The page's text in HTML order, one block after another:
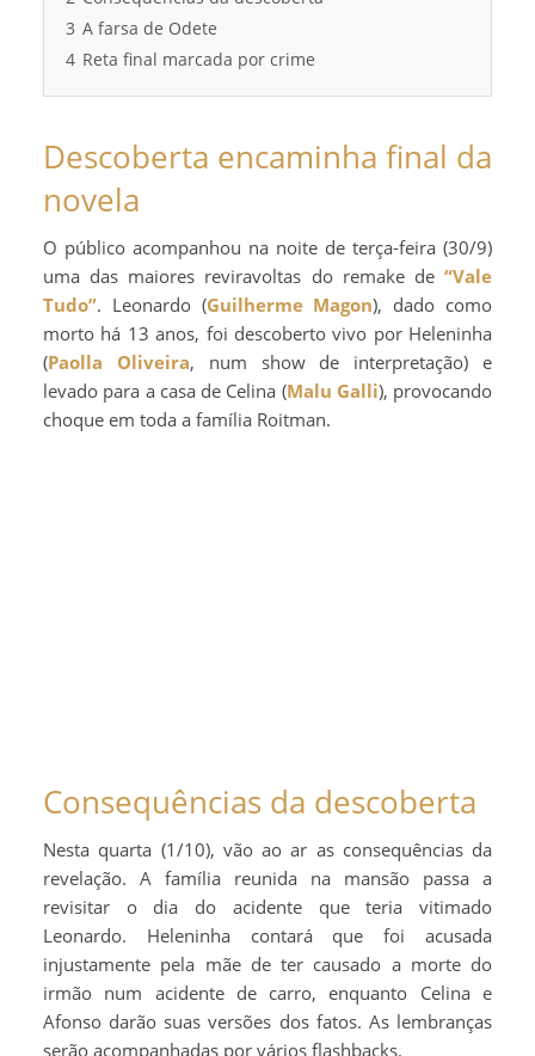
3 A farsa de Odete
4 Reta final marcada por crime
Descoberta encaminha final da
novela
O público acompanhou na noite de terça-feira (30/9)
uma das maiores reviravoltas do remake de “Vale
Tudo”. Leonardo (Guilherme Magon), dado como
morto há 13 anos, foi descoberto vivo por Heleninha
(Paolla Oliveira, num show de interpretação) e
levado para a casa de Celina (Malu Galli), provocando
choque em toda a família Roitman.
Consequências da descoberta
Nesta quarta (1/10), vão ao ar as consequências da
revelação. A família reunida na mansão passa a
revisitar o dia do acidente que teria vitimado
Leonardo. Heleninha contará que foi acusada
injustamente pela mãe de ter causado a morte do
irmão num acidente de carro, enquanto Celina e
Afonso darão suas versões dos fatos. As lembranças
serão acompanhadas por vários flashbacks.